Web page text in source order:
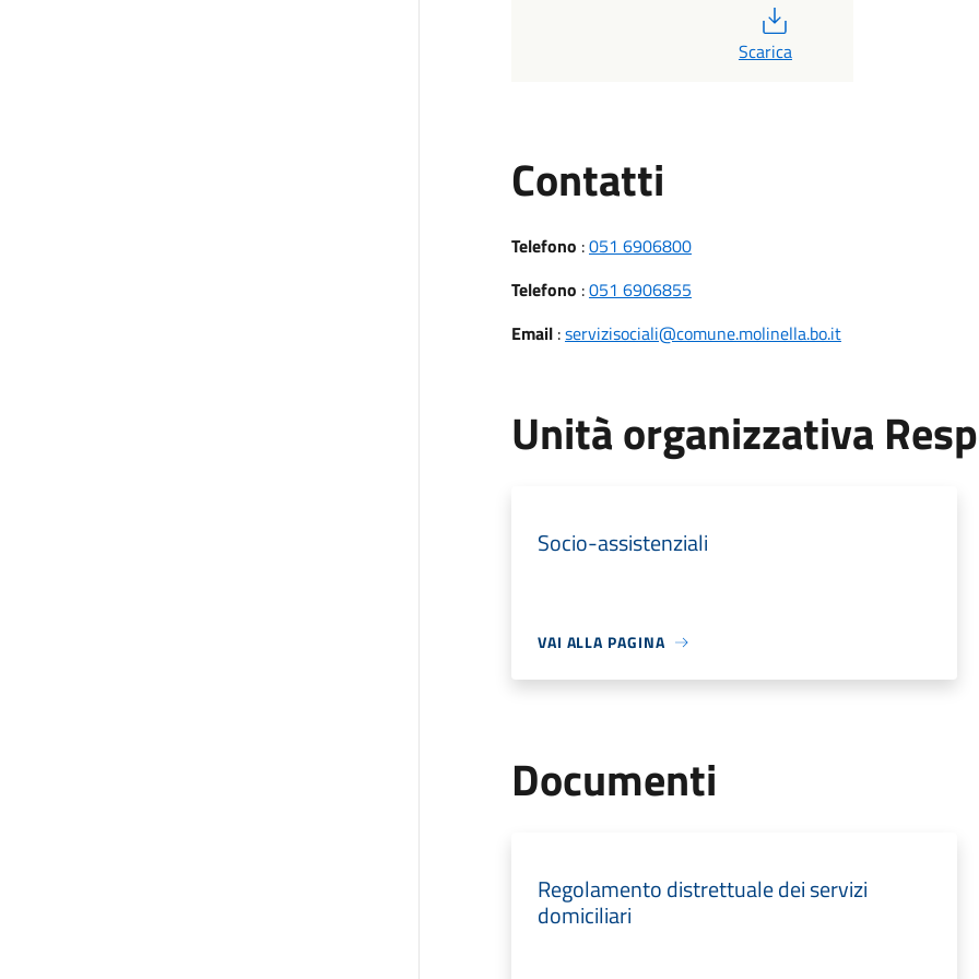
Scarica
Contatti
Telefono :051 6906800
Telefono :051 6906855
Email:servizisociali@comune.molinella.bo.it
Unità organizzativa
Socio-assistenziali
VAI ALLA PAGINA
Documenti
Regolamento distrettuale dei servizi
domiciliari